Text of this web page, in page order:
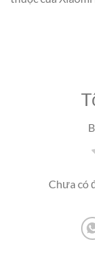
Chưa có